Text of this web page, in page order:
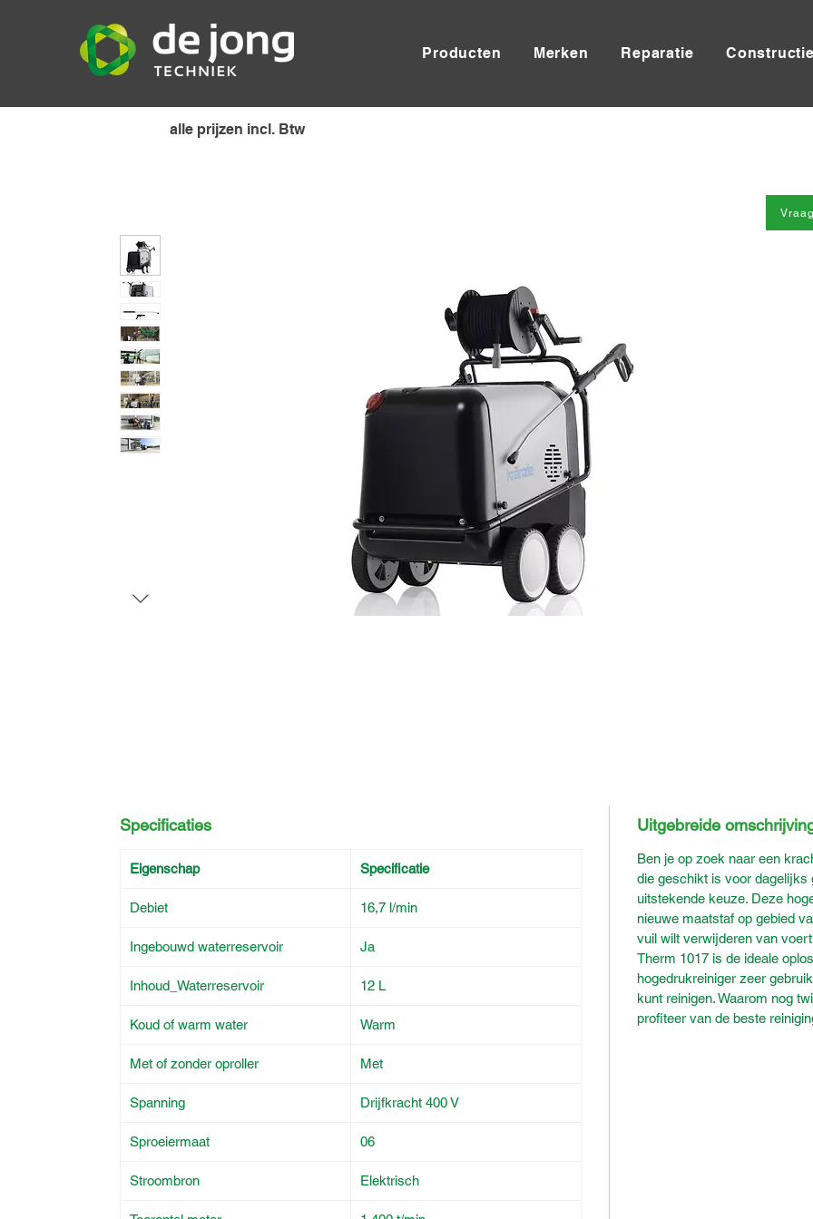
Producten Merken Reparatie Constructie
Specificaties
Eigenschap Specificatie
Debiet 16,7 l/min
Ingebouwd waterreservoir Ja
Inhoud_Waterreservoir 12 L
Koud of warm water Warm
Met of zonder oproller Met
Spanning Drijfkracht 400 V
Sproeiermaat 06
Stroombron Elektrisch
Uitgebreide
Ben je op zoek naar een
die geschikt is voor dagelijks
uitstekende keuze. Deze
nieuwe maatstaf op gebied
vuil wilt verwijderen van
Therm 1017 is de ideale
hogedrukreiniger zeer
kunt reinigen. Waarom nog
profiteer van de beste
alle prijzen incl. Btw